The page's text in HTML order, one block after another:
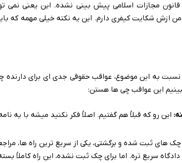
مجازات اسلامی پیش بینی نشده. این یعنی نمی
من ازش شکایت کیفری دارم. این یه نکته خیلی مهمه که
نسبت به این موضوع، عواقب حقوقی جدی ای برای
این عواقب چی ها هستن:
این رو که قبلاً هم گفتیم. اصلاً فکر نکنید میشه با یه
چک های ثبت شده و برگشتی، یکی از سریع ترین راه ها،
دادگاه سریع تره. اما برای چک ثبت نشده، این راه کاملاً